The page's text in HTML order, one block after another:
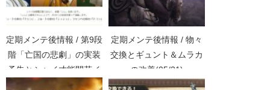
定期メンテ後情報 / 第9段
階「亡国の悲劇」の実装
予告とシャイ才能開花イ
ベント(07/31)
定期メンテ後情報 / 物々
交換とギュント＆ムラカ
の改善(05/21)